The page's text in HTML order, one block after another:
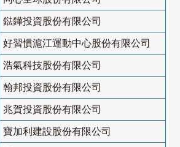
鍅鏵投資股份有限公司
好習慣滬江運動中心股份有限公司
浩氣科技股份有限公司
翰邦投資股份有限公司
兆賀投資股份有限公司
寶加利建設股份有限公司